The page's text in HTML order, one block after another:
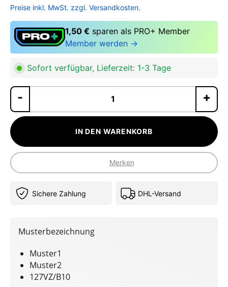
Preise inkl. MwSt. zzgl. Versandkosten.
1,50 € sparen als PRO+ Member
Member werden →
Sofort verfügbar, Lieferzeit: 1-3 Tage
IN DEN WARENKORB
Merken
Sichere Zahlung DHL-Versand
Musterbezeichnung
Muster1
Muster2
127VZ/B10